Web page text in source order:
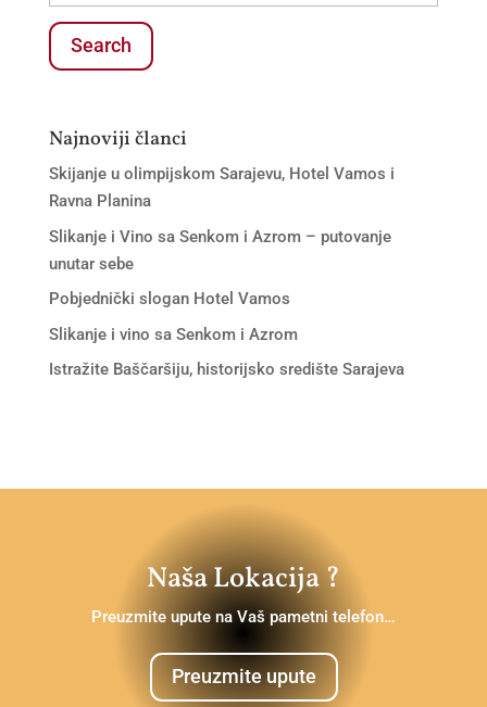
Najnoviji članci
Skijanje u olimpijskom Sarajevu, Hotel Vamos i
Ravna Planina
Slikanje i Vino sa Senkom i Azrom – putovanje
unutar sebe
Pobjednički slogan Hotel Vamos
Slikanje i vino sa Senkom i Azrom
Istražite Baščaršiju, historijsko središte Sarajeva
Naša Lokacija ?
Preuzmite upute na Vaš pametni telefon…
Preuzmite upute